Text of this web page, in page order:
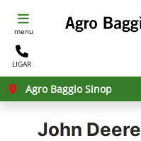
menu
LIGAR
Agro Baggio Sinop
John Deere